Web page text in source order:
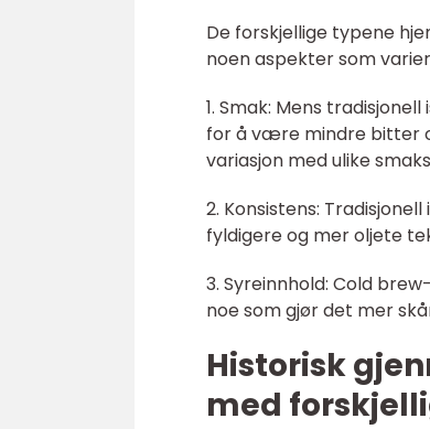
De forskjellige typene
noen aspekter som
1. Smak: Mens
for å være mindre bitter
variasjon med ulike
2. Konsistens:
fyldigere og mer oljete
3. Syreinnhold: Cold
noe som gjør det mer
Historisk
med